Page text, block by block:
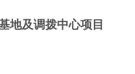
地及调拨中心项目